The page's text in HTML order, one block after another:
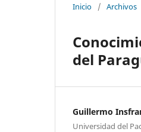
Inicio / Archivos
del
Guillermo
Universidad del